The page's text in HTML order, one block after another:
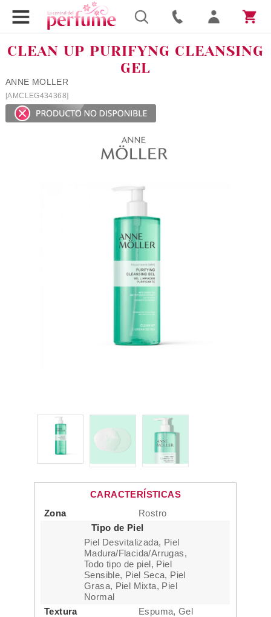
CLEAN UP PURIFYNG CLEANSING
GEL
ANNE MOLLER
[AMCLEG434368]
CARACTERÍSTICAS
Zona
Rostro
Tipo de Piel
Piel Desvitalizada, Piel
Madura/Flacida/Arrugas,
Todo tipo de piel, Piel
Sensible, Piel Seca, Piel
Grasa, Piel Mixta, Piel
Normal
Textura
Espuma, Gel